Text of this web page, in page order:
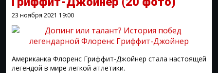
23 ноября 2021 19:00
Американка Флоренс Гриффит-Джойнер стала настоящей
легендой в мире легкой атлетики.